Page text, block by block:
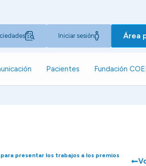
Iniciar sesión Área
Pacientes Fundación
presentar los trabajos a los premios